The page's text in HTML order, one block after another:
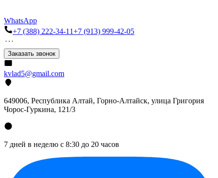
WhatsApp
+7 (388) 222-34-11+7 (913) 999-42-05
Заказать звонок
kvlad5@gmail.com
649006, Республика Алтай, Горно-Алтайск, улица Григория
Чорос-Гуркина, 121/3
7 дней в неделю с 8:30 до 20 часов